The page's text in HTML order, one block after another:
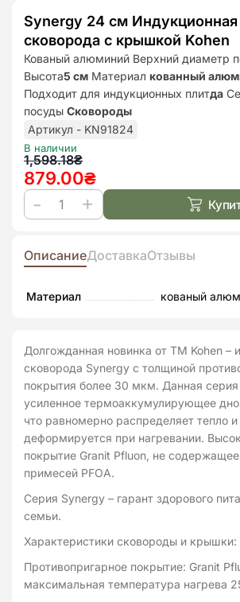
Synergy 24 см Индукционная
сковорода с крышкой Kohen
Кованый алюминий Верхний диаметр
Высота5 см Материал кованный
Подходит для индукционных плитда
посуды Сковороды
Артикул - KN91824
В наличии
1,598.18₴
Первоначальная
цена
составляла
1,598.18₴.
879.00₴
Текущая
цена:
879.00₴.
Количество
Synergy
см
с
крышкой
Kohen
ОписаниеДоставкаОтзывы
Материал кованый
Долгожданная новинка от ТМ Kohen –
сковорода Synergy с толщиной
покрытия более 30 мкм. Данная
усиленное термоаккумулирующее
что равномерно распределяет тепло и
деформируется при нагревании.
покрытие Granit Pfluon, не
примесей PFOA.
Серия Synergy – гарант здорового
семьи.
Характеристики сковороды и крышки:
Противопригарное покрытие: Granit
максимальная температура нагрева